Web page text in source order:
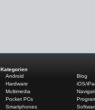
Kategorien
Android
Blog
Hardware
iOS/
Multimedia
Pocket PCs
Smartphones